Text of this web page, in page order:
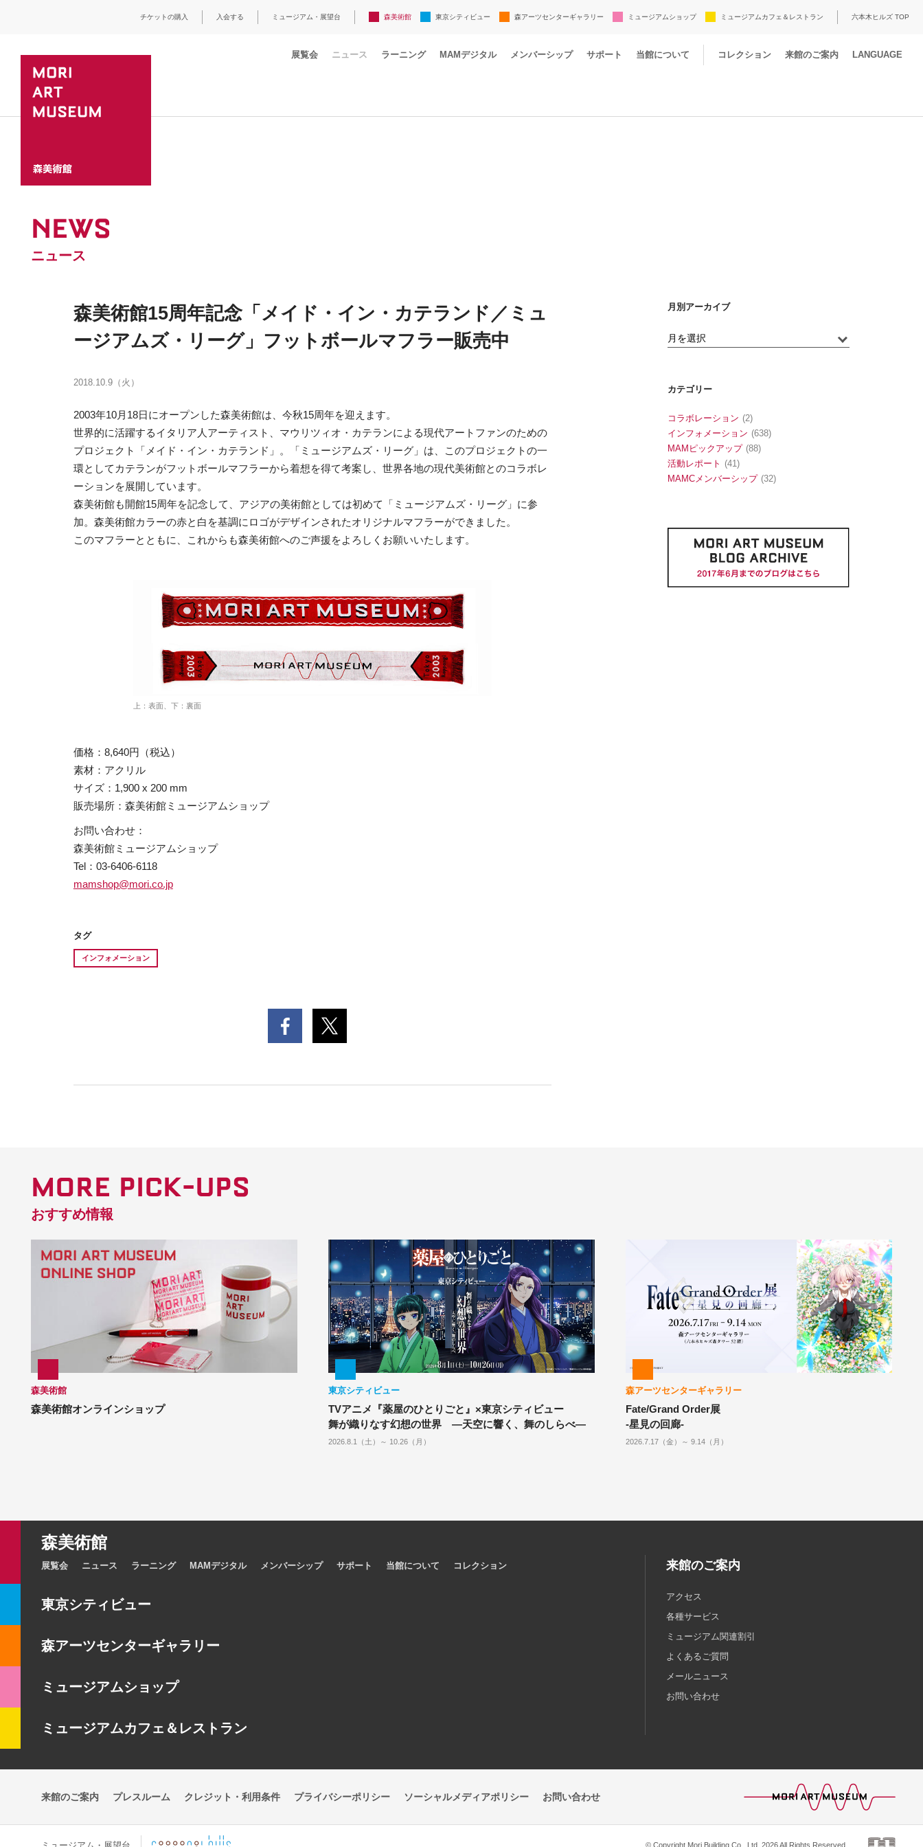
チケットの購入 入会する ミュージアム・展望台 森美術館 東京シティビュー 森アーツセンターギャラリー ミュージアムショップ ミュージアムカフェ＆レストラン 六本木ヒルズ TOP
展覧会 ニュース ラーニング MAMデジタル メンバーシップ サポート 当館について コレクション 来館のご案内 LANGUAGE
NEWS
ニュース
森美術館15周年記念「メイド・イン・カテランド／ミュ
ージアムズ・リーグ」フットボールマフラー販売中
2018.10.9（火）
2003年10月18日にオープンした森美術館は、今秋15周年を迎えます。
世界的に活躍するイタリア人アーティスト、マウリツィオ・カテランによる現代アートファンのための
プロジェクト「メイド・イン・カテランド」。「ミュージアムズ・リーグ」は、このプロジェクトの一
環としてカテランがフットボールマフラーから着想を得て考案し、世界各地の現代美術館とのコラボレ
ーションを展開しています。
森美術館も開館15周年を記念して、アジアの美術館としては初めて「ミュージアムズ・リーグ」に参
加。森美術館カラーの赤と白を基調にロゴがデザインされたオリジナルマフラーができました。
このマフラーとともに、これからも森美術館へのご声援をよろしくお願いいたします。
上：表面、下：裏面
価格：8,640円（税込）
素材：アクリル
サイズ：1,900 x 200 mm
販売場所：森美術館ミュージアムショップ
お問い合わせ：
森美術館ミュージアムショップ
Tel：03-6406-6118
mamshop@mori.co.jp
タグ
インフォメーション
月別アーカイブ
カテゴリー
コラボレーション (2)
インフォメーション (638)
MAMピックアップ (88)
活動レポート (41)
MAMCメンバーシップ (32)
MORE PICK-UPS
おすすめ情報
森美術館
森美術館オンラインショップ
東京シティビュー
TVアニメ『薬屋のひとりごと』×東京シティビュー
舞が織りなす幻想の世界 ―天空に響く、舞のしらべ―
2026.8.1（土）～ 10.26（月）
森アーツセンターギャラリー
Fate/Grand Order展
-星見の回廊-
2026.7.17（金）～ 9.14（月）
森美術館
展覧会 ニュース ラーニング MAMデジタル メンバーシップ サポート 当館について コレクション
東京シティビュー
森アーツセンターギャラリー
ミュージアムショップ
ミュージアムカフェ＆レストラン
来館のご案内
アクセス
各種サービス
ミュージアム関連割引
よくあるご質問
メールニュース
お問い合わせ
来館のご案内 プレスルーム クレジット・利用条件 プライバシーポリシー ソーシャルメディアポリシー お問い合わせ
© Copyright Mori Building Co., Ltd. 2026 All Rights Reserved.